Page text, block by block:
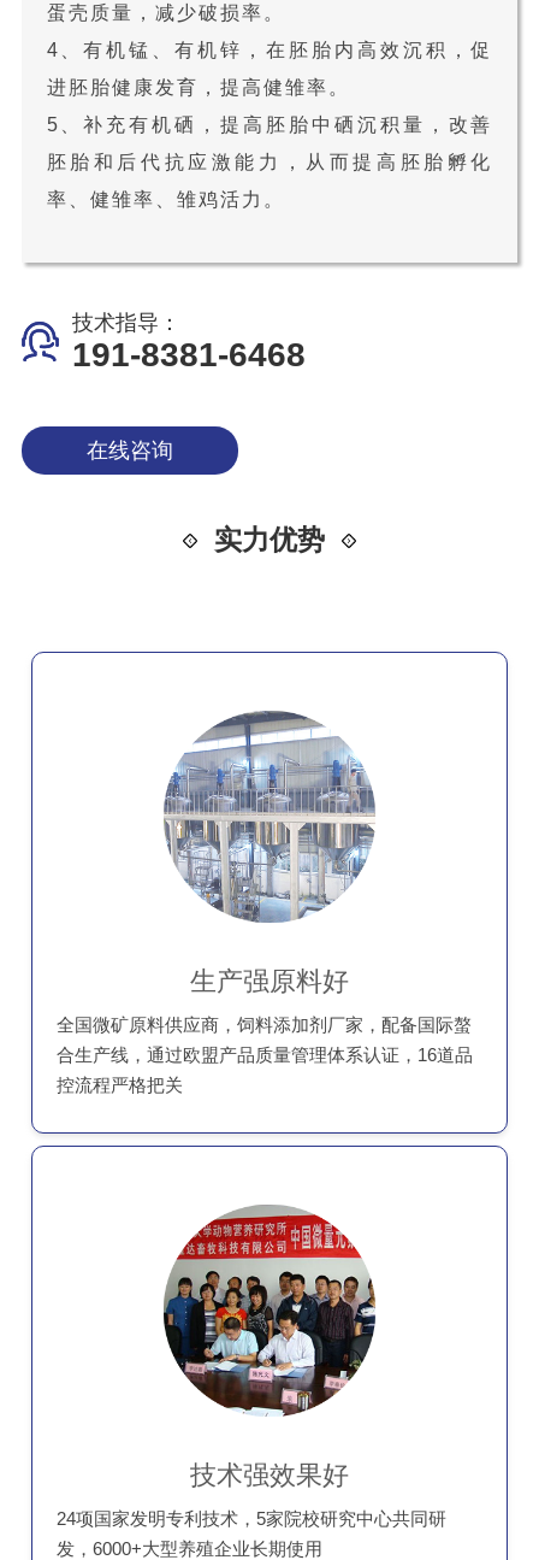
蛋壳质量，减少破损率。
4、有机锰、有机锌，在胚胎内高效沉积，促
进胚胎健康发育，提高健雏率。
5、补充有机硒，提高胚胎中硒沉积量，改善
胚胎和后代抗应激能力，从而提高胚胎孵化
率、健雏率、雏鸡活力。
技术指导：
191-8381-6468
在线咨询
实力优势
生产强原料好
全国微矿原料供应商，饲料添加剂厂家，配备国际螯
合生产线，通过欧盟产品质量管理体系认证，16道品
控流程严格把关
技术强效果好
24项国家发明专利技术，5家院校研究中心共同研
发，6000+大型养殖企业长期使用